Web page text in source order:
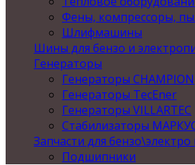
Фены, компрессоры,
Шлифмашины
Шины для бензо и
Генераторы
Генераторы CHAMPION
Генераторы TecEner
Генераторы VILLARTEC
Стабилизаторы
Запчасти для
Подшипники